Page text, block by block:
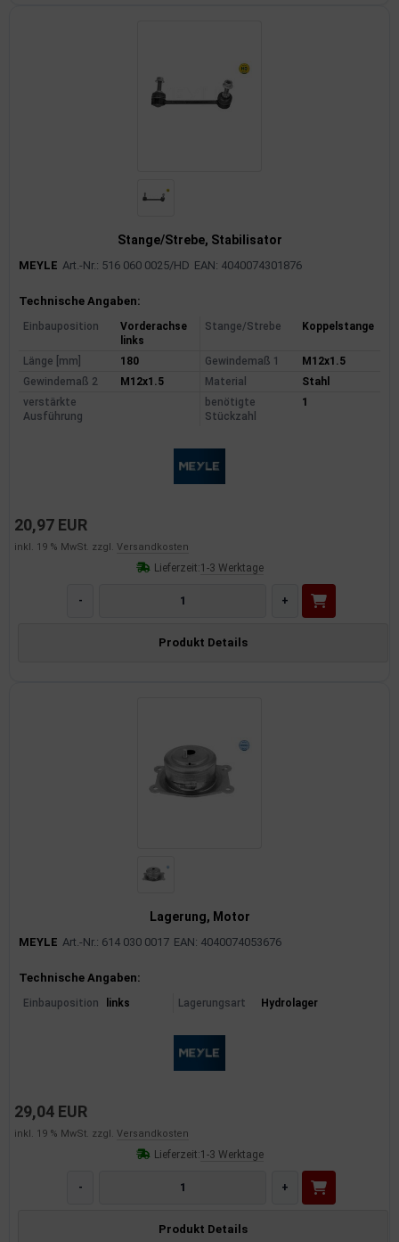
Stange/Strebe, Stabilisator
MEYLE Art.-Nr.: 516 060 0025/HD EAN: 4040074301876
Produktinformationen
Technische Angaben:
Einbauposition
Vorderachse
links
Stange/Strebe Koppelstange
Länge [mm] 180 Gewindemaß 1
M12x1.5
Gewindemaß 2
M12x1.5 Material
Stahl
verstärkte
Ausführung
benötigte
Stückzahl
1
20,97 EUR
inkl. 19 % MwSt. zzgl. Versandkosten
Lieferzeit:1-3 Werktage
- +
Produkt Details
Lagerung, Motor
MEYLE Art.-Nr.: 614 030 0017 EAN: 4040074053676
Produktinformationen
Technische Angaben:
Einbauposition links Lagerungsart Hydrolager
29,04 EUR
inkl. 19 % MwSt. zzgl. Versandkosten
Lieferzeit:1-3 Werktage
- +
Produkt Details